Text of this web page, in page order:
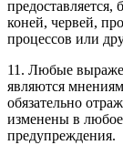
коней, червей,
процессов или
11. Любые
являются
обязательно
изменены в любое
предупреждения.